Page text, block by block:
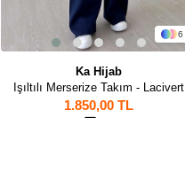
6
Ka Hijab
Işıltılı Merserize Takım - Lacivert
1.850,00 TL